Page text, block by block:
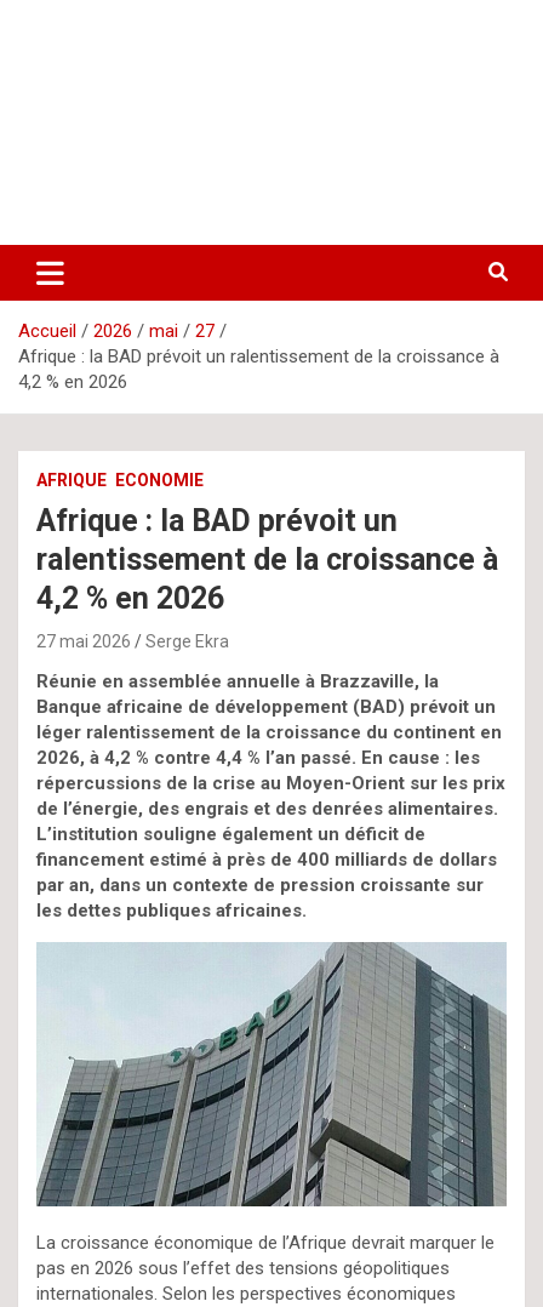
Accueil 2026 mai
27
Afrique : la BAD prévoit un ralentissement de la croissance à
4,2 % en 2026
AFRIQUE ECONOMIE
Afrique : la BAD prévoit un
ralentissement de la croissance à
4,2 % en 2026
27 mai 2026 Serge Ekra
Réunie en assemblée annuelle à Brazzaville, la
Banque africaine de développement (BAD) prévoit un
léger ralentissement de la croissance du continent en
2026, à 4,2 % contre 4,4 % l’an passé. En cause : les
répercussions de la crise au Moyen-Orient sur les prix
de l’énergie, des engrais et des denrées alimentaires.
L’institution souligne également un déficit de
financement estimé à près de 400 milliards de dollars
par an, dans un contexte de pression croissante sur
les dettes publiques africaines.
La croissance économique de l’Afrique devrait marquer le
pas en 2026 sous l’effet des tensions géopolitiques
internationales. Selon les perspectives économiques